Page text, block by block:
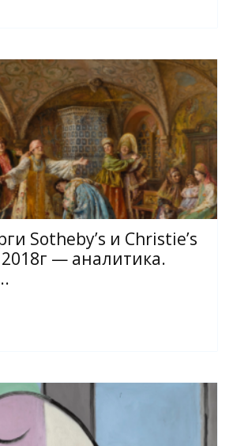
Sotheby’s и Christie’s
— аналитика.